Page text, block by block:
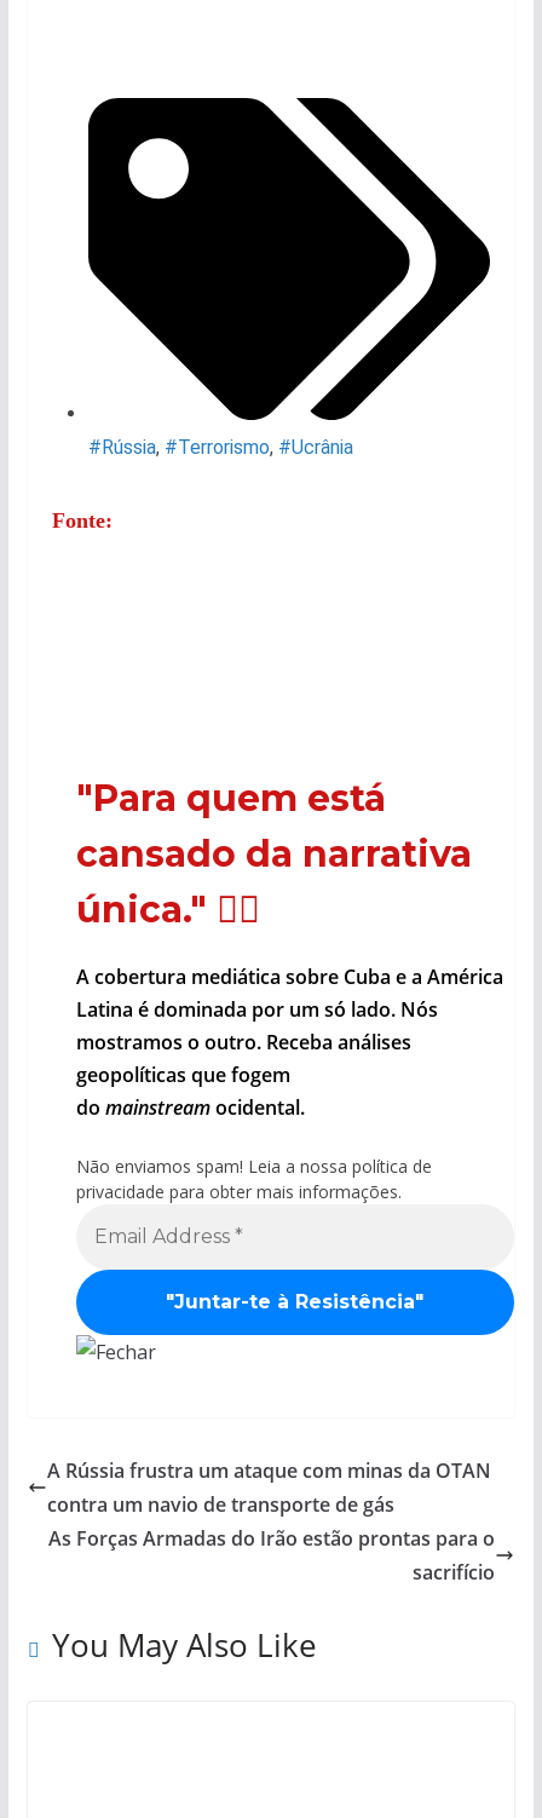
#Rússia, #Terrorismo, #Ucrânia
Fonte:
"Para quem está
cansado da narrativa
única." 🕵️‍♂️
A cobertura mediática sobre Cuba e a América
Latina é dominada por um só lado. Nós
mostramos o outro. Receba análises
geopolíticas que fogem
do mainstreamocidental.
Não enviamos spam! Leia a nossa política de
privacidade para obter mais informações.
A Rússia frustra um ataque com minas da OTAN
contra um navio de transporte de gás
As Forças Armadas do Irão estão prontas para o
sacrifício
You May Also Like